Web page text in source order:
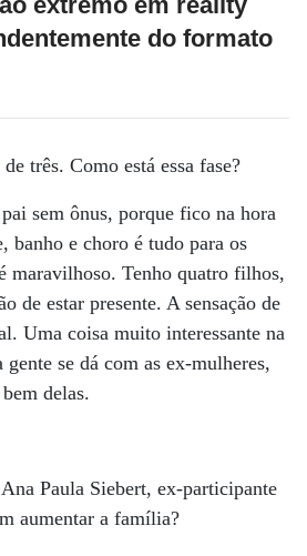
do formato
três. Como está essa fase?
sem ônus, porque fico na hora
banho e choro é tudo para os
maravilhoso. Tenho quatro filhos,
de estar presente. A sensação de
Uma coisa muito interessante na
se dá com as ex-mulheres,
delas.
Paula Siebert, ex-participante
aumentar a família?